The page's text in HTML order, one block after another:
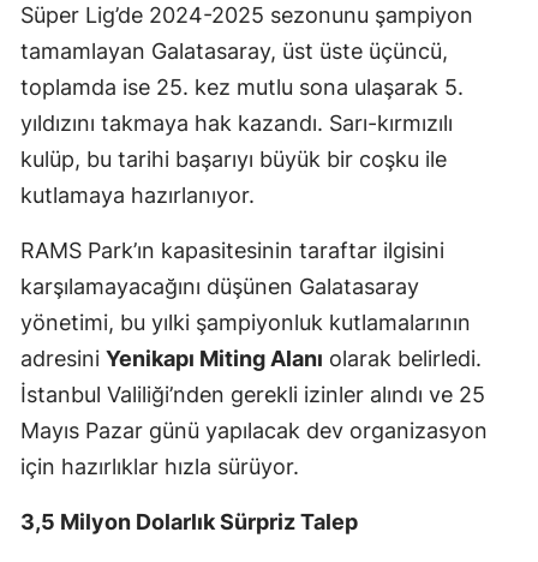
Diyarbakır
Edirne
Elazığ
Erzurum
Eskişehir
Gaziantep
Giresun
Gümüşhane
Süper Lig’de 2024-2025 sezonunu şampiyon
tamamlayan Galatasaray, üst üste üçüncü,
toplamda ise 25. kez mutlu sona ulaşarak 5.
yıldızını takmaya hak kazandı. Sarı-kırmızılı
kulüp, bu tarihi başarıyı büyük bir coşku ile
kutlamaya hazırlanıyor.
RAMS Park’ın kapasitesinin taraftar ilgisini
karşılamayacağını düşünen Galatasaray
yönetimi, bu yılki şampiyonluk kutlamalarının
adresini Yenikapı Miting Alanı olarak belirledi.
İstanbul Valiliği’nden gerekli izinler alındı ve 25
Mayıs Pazar günü yapılacak dev organizasyon
için hazırlıklar hızla sürüyor.
3,5 Milyon Dolarlık Sürpriz Talep